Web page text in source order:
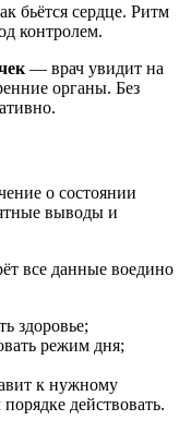
бьётся сердце. Ритм
контролем.
— врач увидит на
органы. Без
о состоянии
выводы и
все данные воедино
здоровье;
режим дня;
к нужному
действовать.